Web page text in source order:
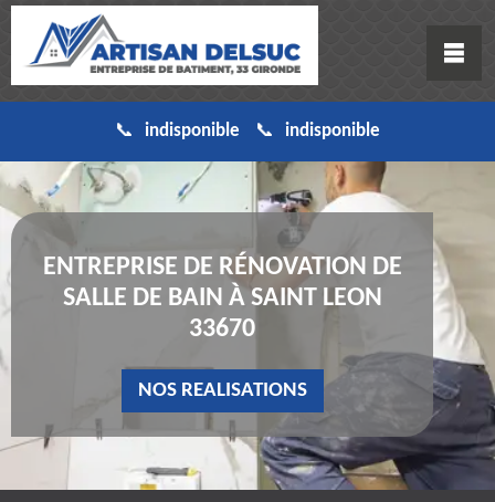
indisponible indisponible
ENTREPRISE DE RÉNOVATION DE
SALLE DE BAIN À SAINT LEON
33670
NOS REALISATIONS